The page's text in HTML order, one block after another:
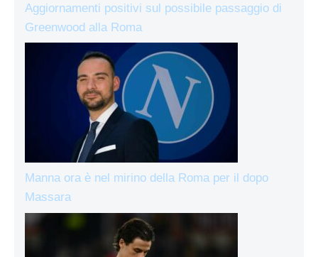
Aggiornamenti positivi sul possibile passaggio di
Greenwood alla Roma
Manna ora è nel mirino della Roma per il dopo
Massara